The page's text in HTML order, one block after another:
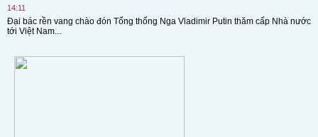
14:11
Đại bác rền vang chào đón Tổng thống Nga Vladimir Putin thăm cấp Nhà nước
tới Việt Nam...